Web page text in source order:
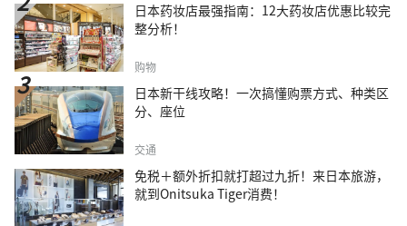
日本药妆店最强指南：12大药妆店优惠比较完
整分析！
购物
日本新干线攻略！一次搞懂购票方式、种类区
分、座位
交通
免税＋额外折扣就打超过九折！来日本旅游，
就到Onitsuka Tiger消费！